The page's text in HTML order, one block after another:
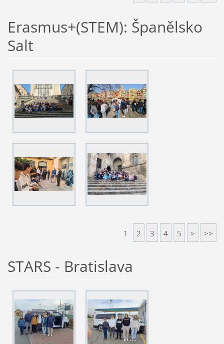
Erasmus+(STEM): Španělsko
Salt
1 2 3 4 5 > >>
STARS - Bratislava